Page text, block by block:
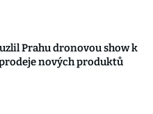
Prahu dronovou show k
nových produktů